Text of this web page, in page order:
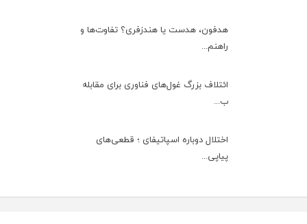
هدفون، هدست یا هندزفری؟ تفاوت‌ها و
راهنم...
ائتلاف بزرگ غول‌های فناوری برای مقابله
ب...
اختلال دوباره اسپاتیفای ؛ قطعی‌های
پیاپی...